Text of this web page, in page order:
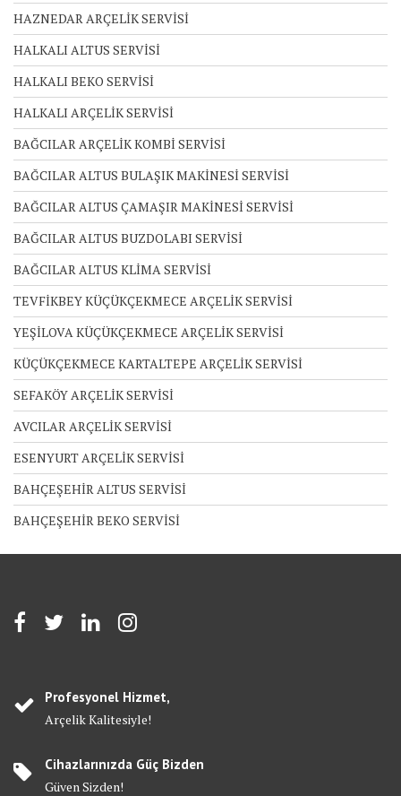
HAZNEDAR ARÇELİK SERVİSİ
HALKALI ALTUS SERVİSİ
HALKALI BEKO SERVİSİ
HALKALI ARÇELİK SERVİSİ
BAĞCILAR ARÇELİK KOMBİ SERVİSİ
BAĞCILAR ALTUS BULAŞIK MAKİNESİ SERVİSİ
BAĞCILAR ALTUS ÇAMAŞIR MAKİNESİ SERVİSİ
BAĞCILAR ALTUS BUZDOLABI SERVİSİ
BAĞCILAR ALTUS KLİMA SERVİSİ
TEVFİKBEY KÜÇÜKÇEKMECE ARÇELİK SERVİSİ
YEŞİLOVA KÜÇÜKÇEKMECE ARÇELİK SERVİSİ
KÜÇÜKÇEKMECE KARTALTEPE ARÇELİK SERVİSİ
SEFAKÖY ARÇELİK SERVİSİ
AVCILAR ARÇELİK SERVİSİ
ESENYURT ARÇELİK SERVİSİ
BAHÇEŞEHİR ALTUS SERVİSİ
BAHÇEŞEHİR BEKO SERVİSİ
Profesyonel Hizmet,
Arçelik Kalitesiyle!
Cihazlarınızda Güç Bizden
Güven Sizden!